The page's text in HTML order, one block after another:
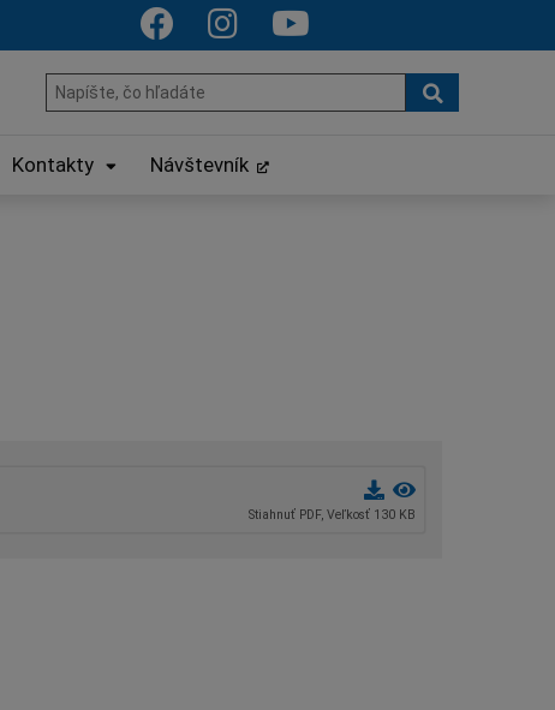
Hľadať:
Kontakty Návštevník
Stiahnuť PDF, Veľkosť 130 KB